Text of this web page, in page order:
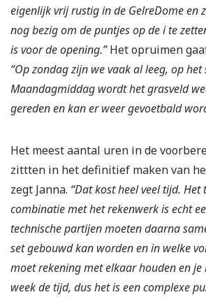
eigenlijk vrij rustig in de GelreDome en
nog bezig om de puntjes op de i te
is voor de opening.”Het opruimen
“Op zondag zijn we vaak al leeg, op het
Maandagmiddag wordt het grasveld
gereden en kan er weer gevoetbald
Het meest aantal uren in de
zittten in het definitief maken van
zegt Janna. “Dat kost heel veel tijd.
combinatie met het rekenwerk is echt
technische partijen moeten daarna
set gebouwd kan worden en in welke
moet rekening met elkaar houden en
week de tijd, dus het is een complexe